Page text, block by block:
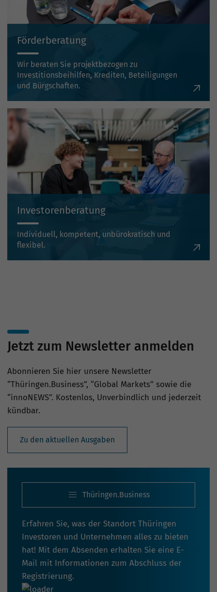
Förderberatung
Wir beraten Sie projektbezogen zu
Investitionsbeihilfen, Krediten, Beteiligungen
und Bürgschaften.
Investorenberatung
Individuell, kompetent, unbürokratisch und
flexibel.
Jetzt zum Newsletter anmelden
Abonnieren Sie hier unsere Newsletter
“Thüringen.Business”, “Global Markets” sowie die
“innoNEWS”. Kostenlos, Unverbindlich und jederzeit
kündbar.
Zu den aktuellen Ausgaben
Thüringen.Business
Erfahren Sie, was der Standort Thüringen
Investoren und Unternehmen alles zu bieten
hat! Mit dem Absenden erhalten Sie eine E-
Mail mit Informationen zum Abschluss der
Registrierung.